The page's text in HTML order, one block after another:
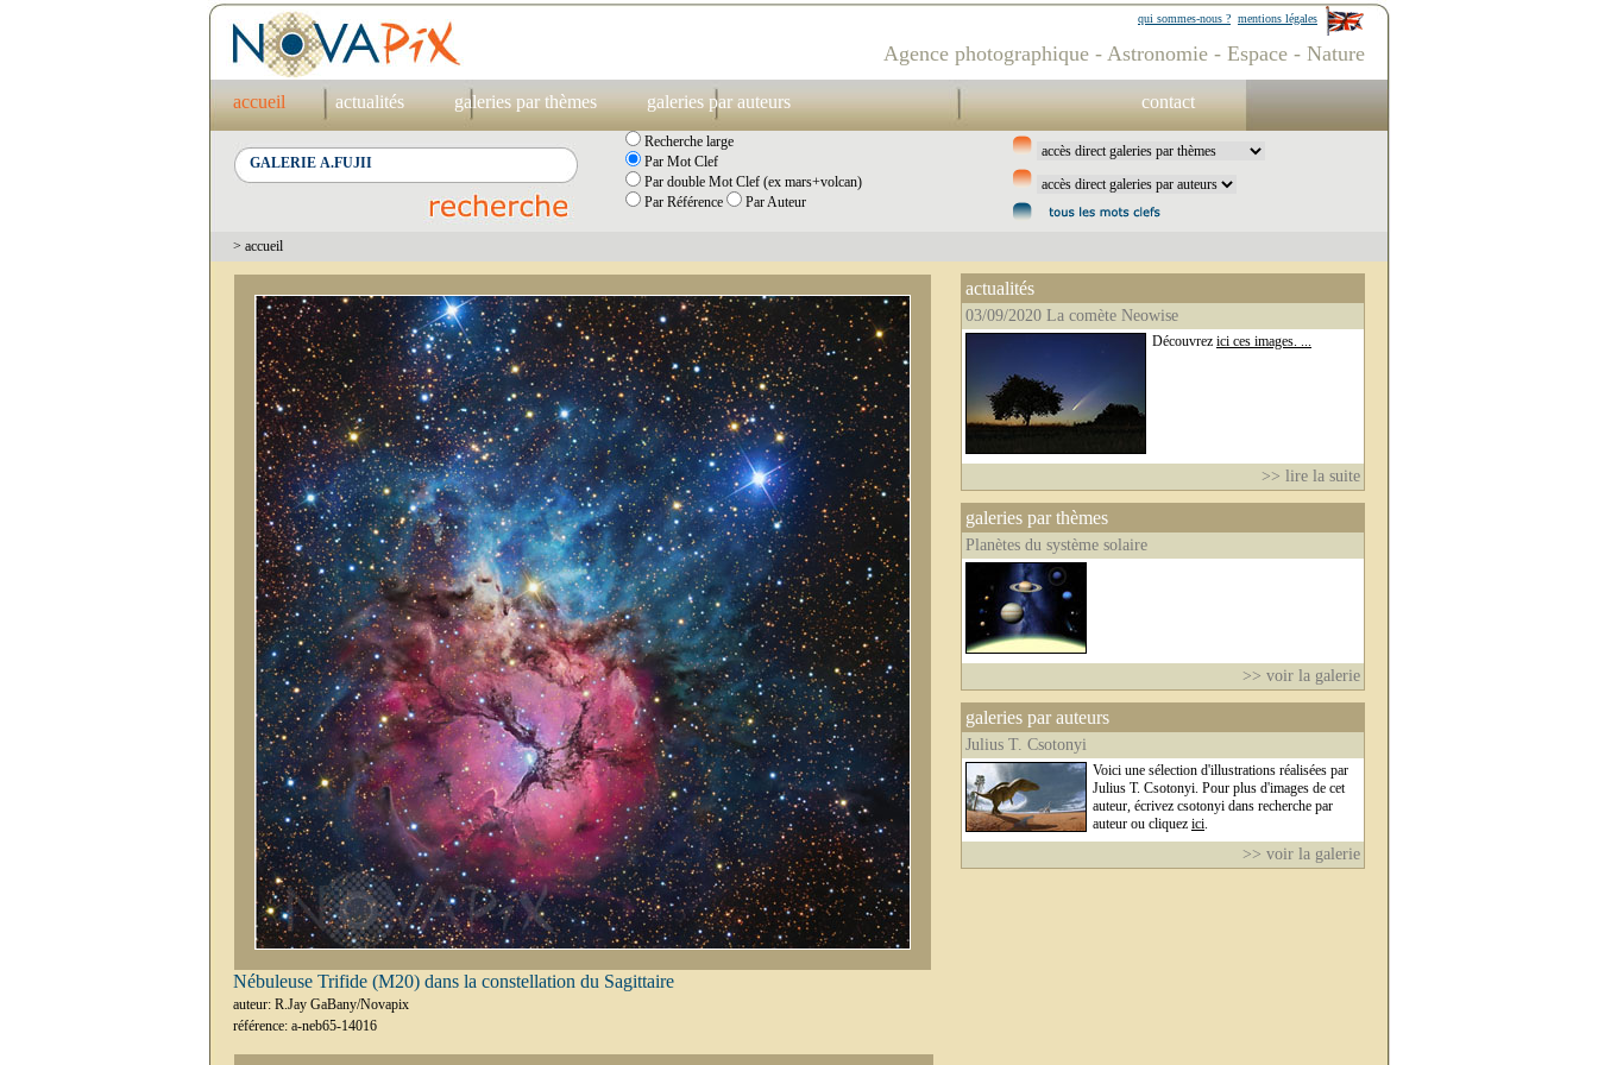
mentions légales
qui sommes-nous ?
Agence photographique - Astronomie - Espace - Nature
accueil actualités galeries par thèmes galeries par auteurs contact
Recherche large
Par Mot Clef
Par double Mot Clef (ex mars+volcan)
Par Référence
Par Auteur
> accueil
Nébuleuse Trifide (M20) dans la constellation du Sagittaire
auteur: R.Jay GaBany/Novapix
référence: a-neb65-14016
actualités
03/09/2020 La comète Neowise
Découvrez ici ces images. ...
>> lire la suite
galeries par thèmes
Planètes du système solaire
>> voir la galerie
galeries par auteurs
Julius T. Csotonyi
Voici une sélection d'illustrations réalisées par
Julius T. Csotonyi. Pour plus d'images de cet
auteur, écrivez csotonyi dans recherche par
auteur ou cliquez ici.
>> voir la galerie